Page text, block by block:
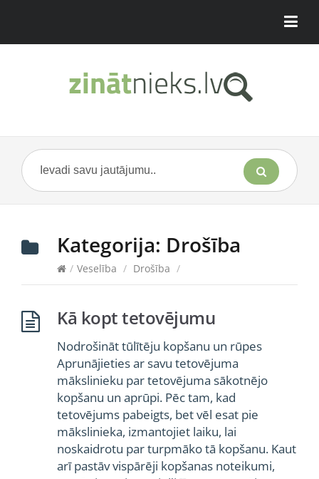
Kategorija: Drošība
/ Veselība / Drošība /
Kā kopt tetovējumu
Nodrošināt tūlītēju kopšanu un rūpes
Aprunājieties ar savu tetovējuma
mākslinieku par tetovējuma sākotnējo
kopšanu un aprūpi. Pēc tam, kad
tetovējums pabeigts, bet vēl esat pie
mākslinieka, izmantojiet laiku, lai
noskaidrotu par turpmāko tā kopšanu. Kaut
arī pastāv vispārēji kopšanas noteikumi,